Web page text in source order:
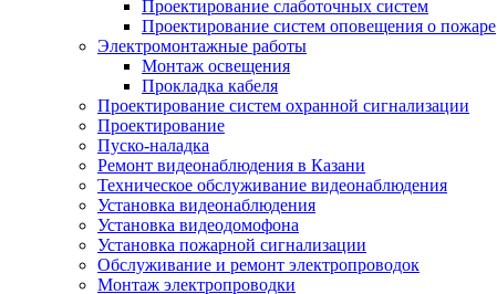
Проектирование слаботочных систем
Проектирование систем оповещения о пожаре
Электромонтажные работы
Монтаж освещения
Прокладка кабеля
Проектирование систем охранной сигнализации
Проектирование
Пуско-наладка
Ремонт видеонаблюдения в Казани
Техническое обслуживание видеонаблюдения
Установка видеонаблюдения
Установка видеодомофона
Установка пожарной сигнализации
Обслуживание и ремонт электропроводок
Монтаж электропроводки